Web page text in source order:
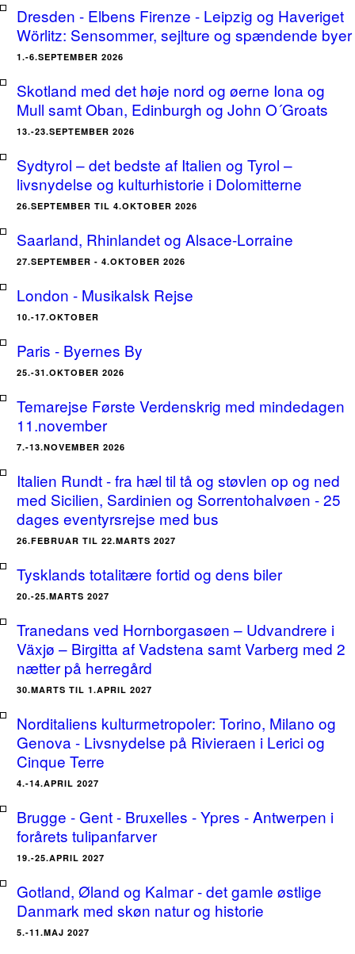
Dresden - Elbens Firenze - Leipzig og Haveriget
Wörlitz: Sensommer, sejlture og spændende byer
1.-6.SEPTEMBER 2026
Skotland med det høje nord og øerne Iona og
Mull samt Oban, Edinburgh og John O´Groats
13.-23.SEPTEMBER 2026
Sydtyrol – det bedste af Italien og Tyrol –
livsnydelse og kulturhistorie i Dolomitterne
26.SEPTEMBER TIL 4.OKTOBER 2026
Saarland, Rhinlandet og Alsace-Lorraine
27.SEPTEMBER - 4.OKTOBER 2026
London - Musikalsk Rejse
10.-17.OKTOBER
Paris - Byernes By
25.-31.OKTOBER 2026
Temarejse Første Verdenskrig med mindedagen
11.november
7.-13.NOVEMBER 2026
Italien Rundt - fra hæl til tå og støvlen op og ned
med Sicilien, Sardinien og Sorrentohalvøen - 25
dages eventyrsrejse med bus
26.FEBRUAR TIL 22.MARTS 2027
Tysklands totalitære fortid og dens biler
20.-25.MARTS 2027
Tranedans ved Hornborgasøen – Udvandrere i
Växjø – Birgitta af Vadstena samt Varberg med 2
nætter på herregård
30.MARTS TIL 1.APRIL 2027
Norditaliens kulturmetropoler: Torino, Milano og
Genova - Livsnydelse på Rivieraen i Lerici og
Cinque Terre
4.-14.APRIL 2027
Brugge - Gent - Bruxelles - Ypres - Antwerpen i
forårets tulipanfarver
19.-25.APRIL 2027
Gotland, Øland og Kalmar - det gamle østlige
Danmark med skøn natur og historie
5.-11.MAJ 2027